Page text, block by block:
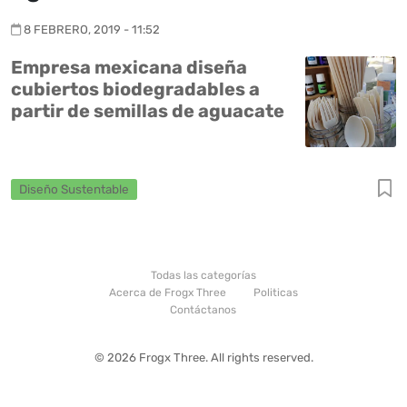
8 FEBRERO, 2019 - 11:52
Empresa mexicana diseña
cubiertos biodegradables a
partir de semillas de aguacate
Diseño Sustentable
Todas las categorías
Acerca de Frogx Three
Politicas
Contáctanos
© 2026 Frogx Three. All rights reserved.